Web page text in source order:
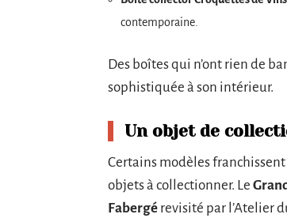
contemporaine.
Des boîtes qui n’ont rien de
sophistiquée à son intérieur.
Un objet de
Certains modèles
objets à collectionner. Le
Fabergé revisité par l’Atelier